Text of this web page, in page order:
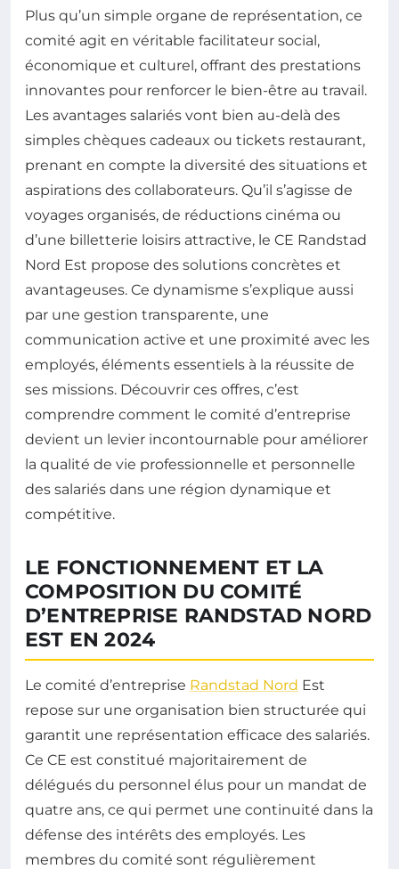
Plus qu’un simple organe de représentation, ce
comité agit en véritable facilitateur social,
économique et culturel, offrant des prestations
innovantes pour renforcer le bien-être au travail.
Les avantages salariés vont bien au-delà des
simples chèques cadeaux ou tickets restaurant,
prenant en compte la diversité des situations et
aspirations des collaborateurs. Qu’il s’agisse de
voyages organisés, de réductions cinéma ou
d’une billetterie loisirs attractive, le CE Randstad
Nord Est propose des solutions concrètes et
avantageuses. Ce dynamisme s’explique aussi
par une gestion transparente, une
communication active et une proximité avec les
employés, éléments essentiels à la réussite de
ses missions. Découvrir ces offres, c’est
comprendre comment le comité d’entreprise
devient un levier incontournable pour améliorer
la qualité de vie professionnelle et personnelle
des salariés dans une région dynamique et
compétitive.
LE FONCTIONNEMENT ET LA
COMPOSITION DU COMITÉ
D’ENTREPRISE RANDSTAD NORD
EST EN 2024
Le comité d’entreprise Randstad Nord Est
repose sur une organisation bien structurée qui
garantit une représentation efficace des salariés.
Ce CE est constitué majoritairement de
délégués du personnel élus pour un mandat de
quatre ans, ce qui permet une continuité dans la
défense des intérêts des employés. Les
membres du comité sont régulièrement